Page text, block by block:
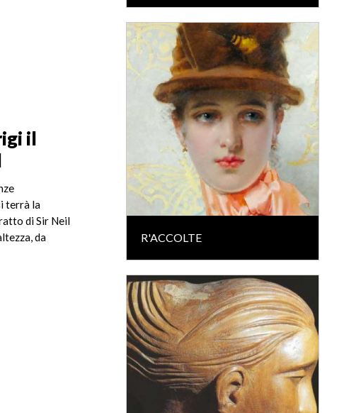
il
terrà la
di Sir Neil
da
R'ACCOLTE